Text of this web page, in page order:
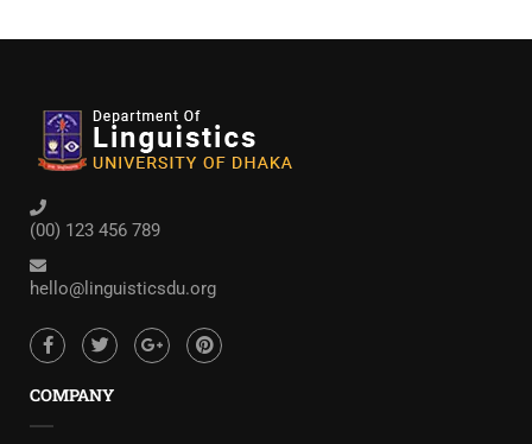
(00) 123 456 789
hello@linguisticsdu.org
COMPANY